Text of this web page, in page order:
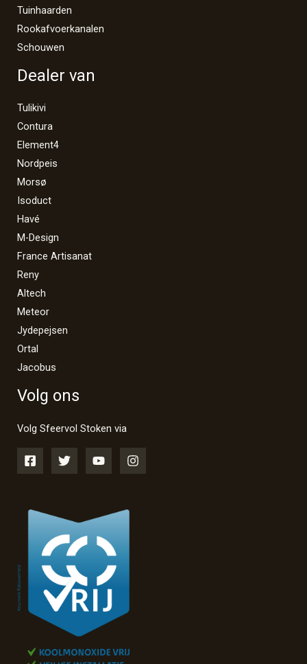
Tuinhaarden
Rookafvoerkanalen
Schouwen
Dealer van
Tulikivi
Contura
Element4
Nordpeis
Morsø
Isoduct
Havé
M-Design
France Artisanat
Reny
Altech
Meteor
Jydepejsen
Ortal
Jacobus
Volg ons
Volg Sfeervol Stoken via